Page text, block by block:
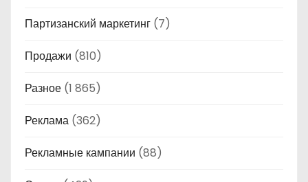
Партизанский маркетинг (7)
Продажи (810)
Разное (1 865)
Реклама (362)
Рекламные кампании (88)